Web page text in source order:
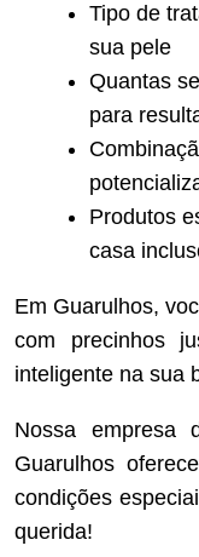
Tipo de
sua pele
Quantas
para
Produtos
casa
Em Guarulhos,
com precinhos
inteligente na sua
Nossa empresa
Guarulhos
condições
querida!